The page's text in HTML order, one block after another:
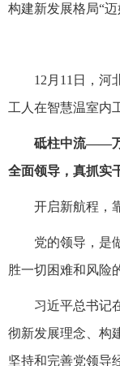
构建新发展格局“
12月11日，河
工人在智慧温室内
砥柱中流——
全面领导，真抓实
开启新航程，
党的领导，是
胜一切困难和风险
习近平总书记
彻新发展理念、构
坚持和完善党领导